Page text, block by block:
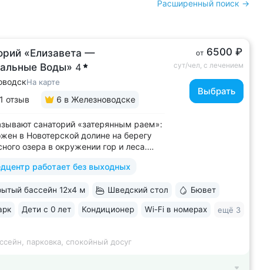
Расширенный поиск →
«Елизавета —
Воды» 4
На карте
отзыв 6 в Железноводске
санаторий «затерянным раем»:
в Новотерской долине на берегу
озера в окружении гор и леса.
велодорожками, фотозоной,
набережная озера с зонами
работает без выходных
от 6500 ₽
сут/чел, с лечением
Выбрать
бассейн 12х4 м Шведский стол Бювет
Дети с 0 лет Кондиционер Wi-Fi в номерах ещё 3
парковка, спокойный досуг